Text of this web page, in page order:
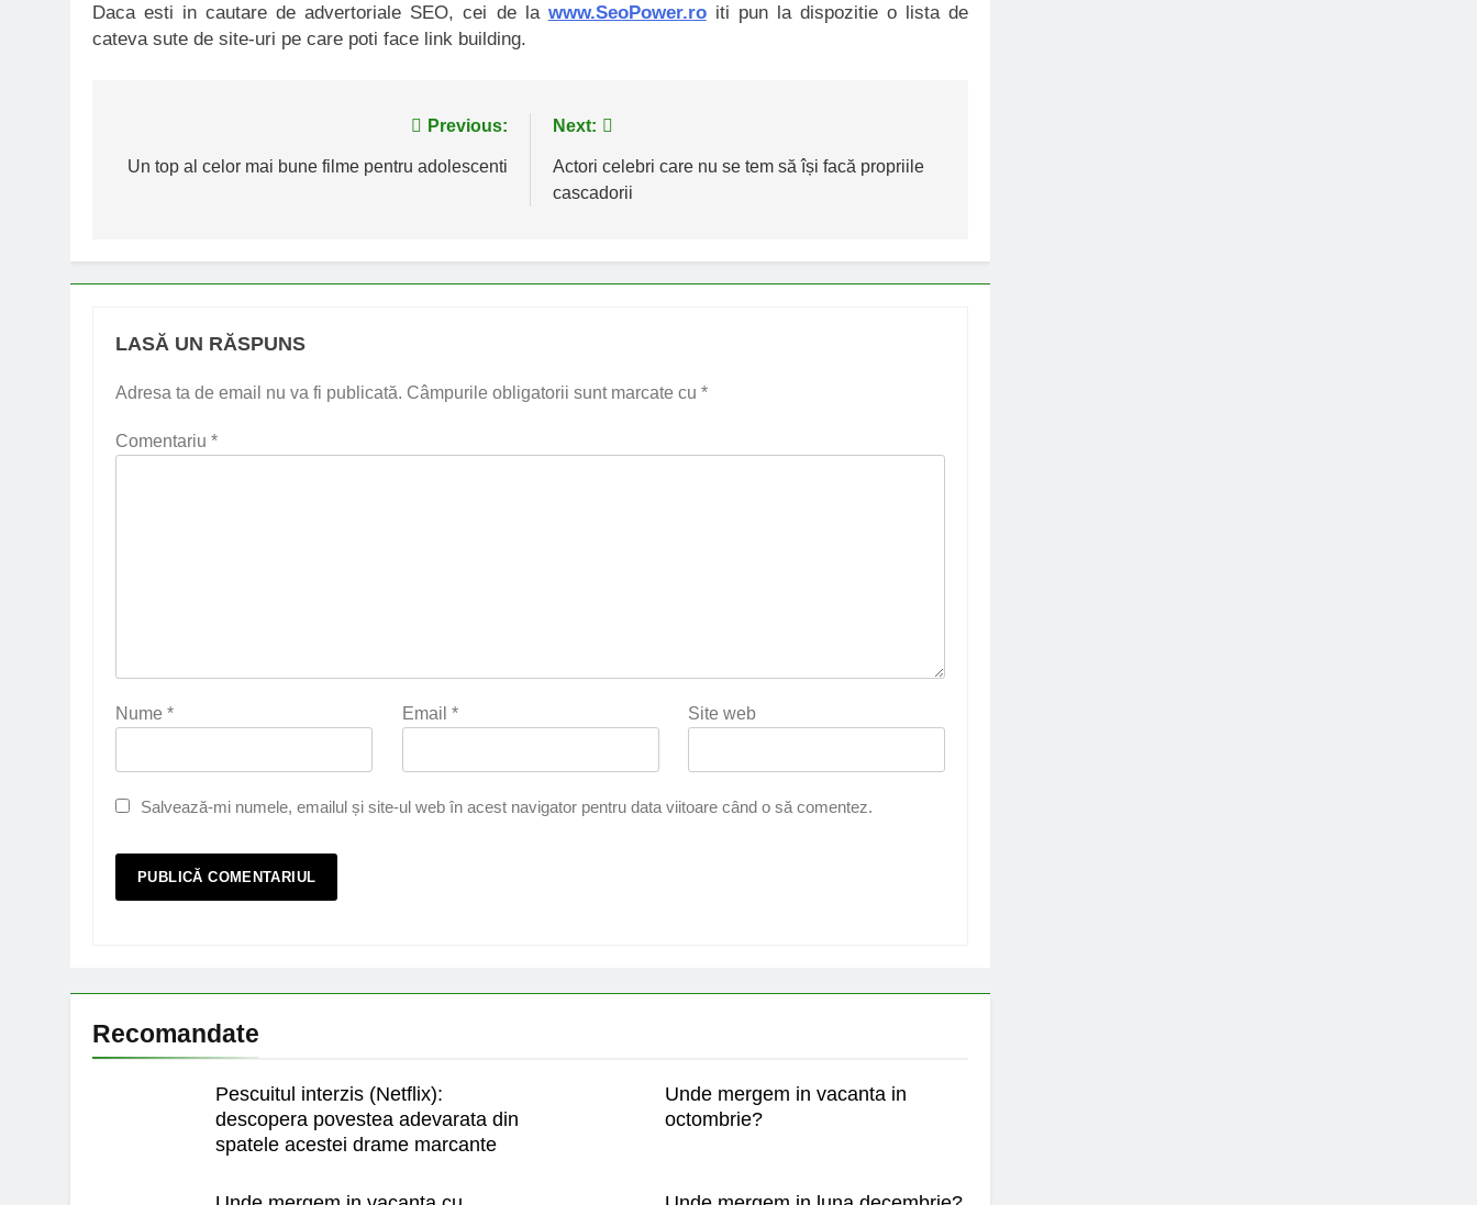
Daca esti in cautare de advertoriale SEO, cei de la www.SeoPower.roiti pun la dispozitie o lista de
cateva sute de site-uri pe care poti face link building.
în
Previous:
Un top al celor mai bune filme pentru adolescenti
Next:
Actori celebri care nu se tem să își facă propriile
cascadorii
LASĂ UN RĂSPUNS
Adresa ta de email nu va fi publicată. Câmpurile obligatorii sunt marcate cu *
Comentariu *
Nume * Email * Site web
Salvează-mi numele, emailul și site-ul web în acest navigator pentru data viitoare când o să comentez.
Recomandate
Pescuitul interzis (Netflix):
descopera povestea adevarata din
spatele acestei drame marcante
Unde mergem in vacanta in
octombrie?